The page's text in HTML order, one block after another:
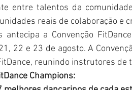
entre talentos da
reais de colaboração e
antecipa a Convenção
22 e 23 de agosto. A
reunindo instrutores de
Champions: